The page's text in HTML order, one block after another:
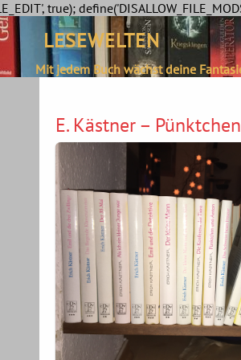
true);
LESEWELTEN
Mit jedem Buch wächst deine
E. Kästner –